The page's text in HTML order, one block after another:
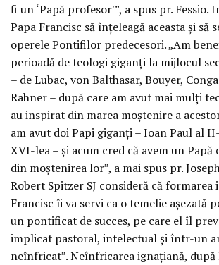
fi un ‘Papă profesor'”, a spus pr. Fessio.
Papa Francisc să înţeleagă aceasta şi să
operele Pontifilor predecesori. „Am
perioadă de teologi giganţi la mijlocul
– de Lubac, von Balthasar, Bouyer,
Rahner – după care am avut mai mulţi
au inspirat din marea moştenire a
am avut doi Papi giganţi – Ioan Paul al
XVI-lea – şi acum cred că avem un Papă
din moştenirea lor”, a mai spus pr. Joseph
Robert Spitzer SJ consideră că formarea
Francisc îi va servi ca o temelie aşezată
un pontificat de succes, pe care el îl
implicat pastoral, intelectual şi într-un
neînfricat”. Neînfricarea ignaţiană, după